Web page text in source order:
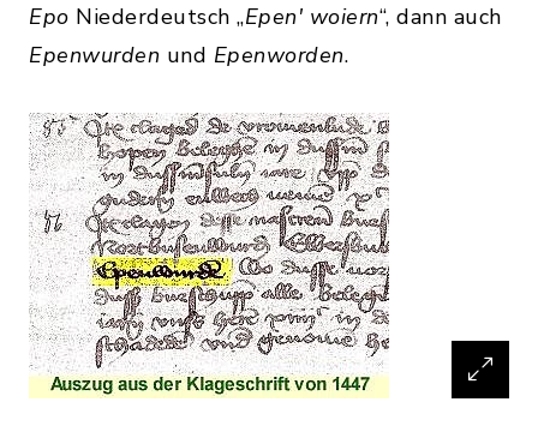
Epo Niederdeutsch „Epen' woiern“, dann auch
Epenwurden und Epenworden.